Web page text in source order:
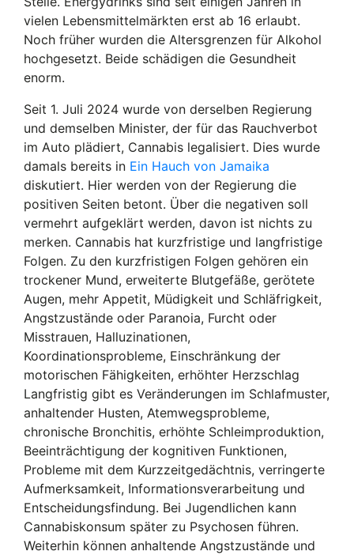
vielen Lebensmittelmärkten erst ab 16 erlaubt.
Noch früher wurden die Altersgrenzen für Alkohol
hochgesetzt. Beide schädigen die Gesundheit
enorm.
Seit 1. Juli 2024 wurde von derselben Regierung
und demselben Minister, der für das Rauchverbot
im Auto plädiert, Cannabis legalisiert. Dies wurde
damals bereits in Ein Hauch von Jamaika
diskutiert. Hier werden von der Regierung die
positiven Seiten betont. Über die negativen soll
vermehrt aufgeklärt werden, davon ist nichts zu
merken. Cannabis hat kurzfristige und langfristige
Folgen. Zu den kurzfristigen Folgen gehören ein
trockener Mund, erweiterte Blutgefäße, gerötete
Augen, mehr Appetit, Müdigkeit und Schläfrigkeit,
Angstzustände oder Paranoia, Furcht oder
Misstrauen, Halluzinationen,
Koordinationsprobleme, Einschränkung der
motorischen Fähigkeiten, erhöhter Herzschlag
Langfristig gibt es Veränderungen im Schlafmuster,
anhaltender Husten, Atemwegsprobleme,
chronische Bronchitis, erhöhte Schleimproduktion,
Beeinträchtigung der kognitiven Funktionen,
Probleme mit dem Kurzzeitgedächtnis, verringerte
Aufmerksamkeit, Informationsverarbeitung und
Entscheidungsfindung. Bei Jugendlichen kann
Cannabiskonsum später zu Psychosen führen.
Weiterhin können anhaltende Angstzustände und